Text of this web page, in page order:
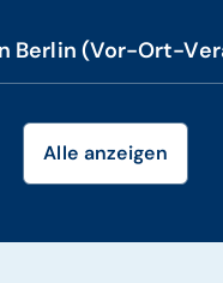
Berlin (Vor-Ort-
Alle anzeigen